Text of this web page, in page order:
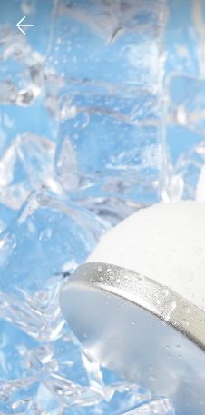
클릭 시 이미지 확대 보기 팝업 열림